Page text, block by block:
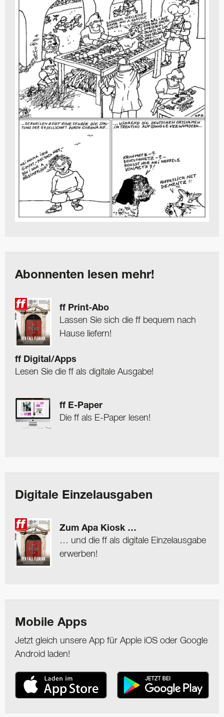
Abonnenten lesen mehr!
ff Print-Abo
Lassen Sie sich die ff bequem nach
Hause liefern!
ff Digital/Apps
Lesen Sie die ff als digitale Ausgabe!
ff E-Paper
Die ff als E-Paper lesen!
Digitale Einzelausgaben
Zum Apa Kiosk …
… und die ff als digitale Einzelausgabe
erwerben!
Mobile Apps
Jetzt gleich unsere App für Apple iOS oder Google
Android laden!